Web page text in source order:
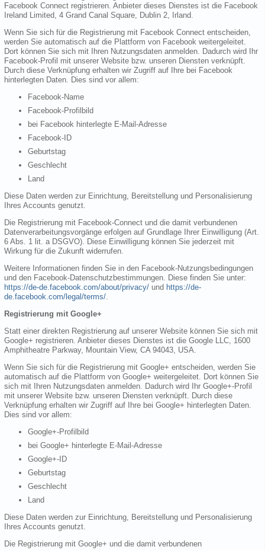
Facebook Connect registrieren. Anbieter dieses Dienstes ist die Facebook
Ireland Limited, 4 Grand Canal Square, Dublin 2, Irland.
Wenn Sie sich für die Registrierung mit Facebook Connect entscheiden,
werden Sie automatisch auf die Plattform von Facebook weitergeleitet.
Dort können Sie sich mit Ihren Nutzungsdaten anmelden. Dadurch wird Ihr
Facebook-Profil mit unserer Website bzw. unseren Diensten verknüpft.
Durch diese Verknüpfung erhalten wir Zugriff auf Ihre bei Facebook
hinterlegten Daten. Dies sind vor allem:
Facebook-Name
Facebook-Profilbild
bei Facebook hinterlegte E-Mail-Adresse
Facebook-ID
Geburtstag
Geschlecht
Land
Diese Daten werden zur Einrichtung, Bereitstellung und Personalisierung
Ihres Accounts genutzt.
Die Registrierung mit Facebook-Connect und die damit verbundenen
Datenverarbeitungsvorgänge erfolgen auf Grundlage Ihrer Einwilligung (Art.
6 Abs. 1 lit. a DSGVO). Diese Einwilligung können Sie jederzeit mit
Wirkung für die Zukunft widerrufen.
Weitere Informationen finden Sie in den Facebook-Nutzungsbedingungen
und den Facebook-Datenschutzbestimmungen. Diese finden Sie unter:
https://de-de.facebook.com/about/privacy/ und https://de-
de.facebook.com/legal/terms/.
Registrierung mit Google+
Statt einer direkten Registrierung auf unserer Website können Sie sich mit
Google+ registrieren. Anbieter dieses Dienstes ist die Google LLC, 1600
Amphitheatre Parkway, Mountain View, CA 94043, USA.
Wenn Sie sich für die Registrierung mit Google+ entscheiden, werden Sie
automatisch auf die Plattform von Google+ weitergeleitet. Dort können Sie
sich mit Ihren Nutzungsdaten anmelden. Dadurch wird Ihr Google+-Profil
mit unserer Website bzw. unseren Diensten verknüpft. Durch diese
Verknüpfung erhalten wir Zugriff auf Ihre bei Google+ hinterlegten Daten.
Dies sind vor allem:
Google+-Profilbild
bei Google+ hinterlegte E-Mail-Adresse
Google+-ID
Geburtstag
Geschlecht
Land
Diese Daten werden zur Einrichtung, Bereitstellung und Personalisierung
Ihres Accounts genutzt.
Die Registrierung mit Google+ und die damit verbundenen